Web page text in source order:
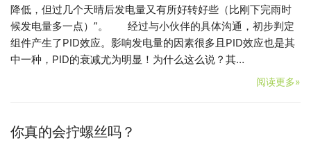
降低，但过几个天晴后发电量又有所好转好些（比刚下完雨时
候发电量多一点）”。 经过与小伙伴的具体沟通，初步判定
组件产生了PID效应。影响发电量的因素很多且PID效应也是其
中一种，PID的衰减尤为明显！为什么这么说？其…
阅读更多»
你真的会拧螺丝吗？